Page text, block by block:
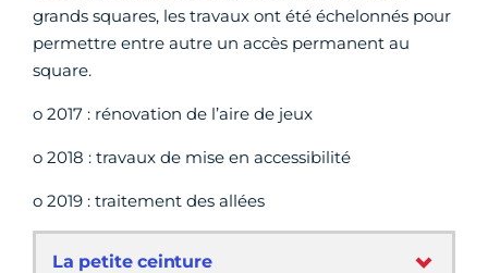
grands squares, les travaux ont été échelonnés pour
permettre entre autre un accès permanent au
square.
o 2017 : rénovation de l’aire de jeux
o 2018 : travaux de mise en accessibilité
o 2019 : traitement des allées
La petite ceinture